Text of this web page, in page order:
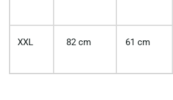
XXL 82 cm 61 cm